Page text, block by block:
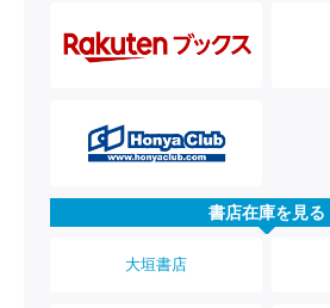
書店在庫を見る
大垣書店